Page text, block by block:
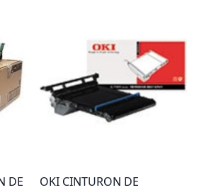
DE
OKI CINTURON DE